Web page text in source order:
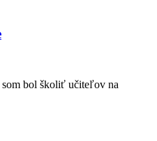
som bol školiť učiteľov na